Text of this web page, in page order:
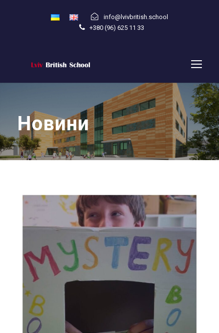
info@lvivbritish.school
+380 (96) 625 11 33
Новини